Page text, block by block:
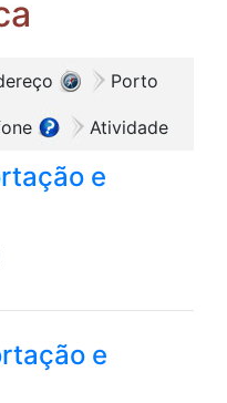
Porto
Atividade
e
e